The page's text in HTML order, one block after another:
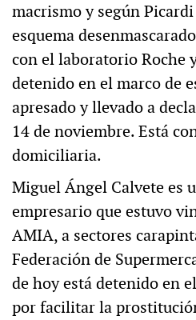
macrismo y según
esquema
con el laboratorio Roche
detenido en el marco de
apresado y llevado a
14 de noviembre. Está
domiciliaria.
Miguel Ángel Calvete es
empresario que estuvo
AMIA, a sectores
Federación de
de hoy está detenido en
por facilitar la